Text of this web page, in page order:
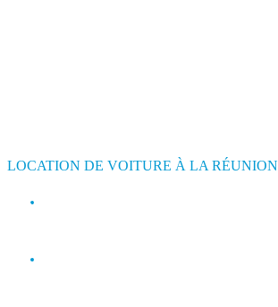
LOCATION DE VOITURE À LA RÉUNION
0693 39 80 30